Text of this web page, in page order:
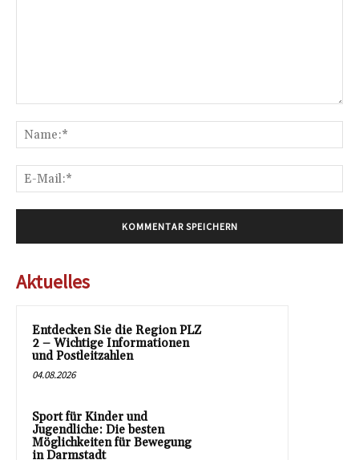
Aktuelles
Entdecken Sie die Region PLZ
2 – Wichtige Informationen
und Postleitzahlen
04.08.2026
Sport für Kinder und
Jugendliche: Die besten
Möglichkeiten für Bewegung
in Darmstadt